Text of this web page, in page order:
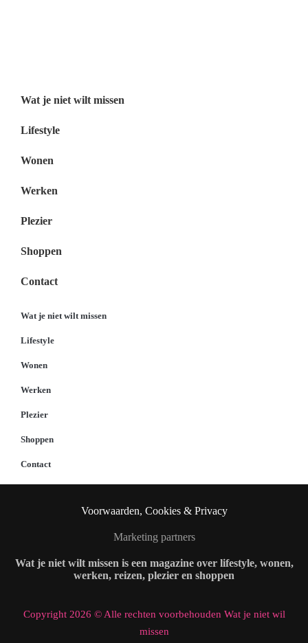
Wat je niet wilt missen
Lifestyle
Wonen
Werken
Plezier
Shoppen
Contact
Wat je niet wilt missen
Lifestyle
Wonen
Werken
Plezier
Shoppen
Contact
Voorwaarden, Cookies & Privacy
Marketing partners
Wat je niet wilt missen is een magazine over lifestyle, wonen,
werken, reizen, plezier en shoppen
Copyright 2026 © Alle rechten voorbehouden Wat je niet wil
missen